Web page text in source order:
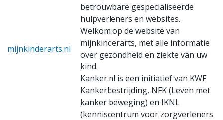
betrouwbare gespecialiseerde
hulpverleners en websites.
mijnkinderarts.nl
Welkom op de website van
mijnkinderarts, met alle informatie
over gezondheid en ziekte van uw
kind.
Kanker.nl is een initiatief van KWF
Kankerbestrijding, NFK (Leven met
kanker beweging) en IKNL
(kenniscentrum voor zorgverleners